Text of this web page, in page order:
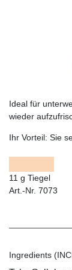
Ideal für
wieder
Ihr Vorteil: Sie
11 g Tiegel
Art.-Nr. 7073
Ingredients